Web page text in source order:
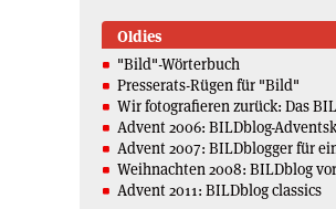
Oldies
"Bild"-Wörterbuch
Presserats-Rügen für "Bild"
Wir fotografieren zurück: Das
Advent 2006: BILDblog-
Advent 2007: BILDblogger für
Weihnachten 2008: BILDblog
Advent 2011: BILDblog classics